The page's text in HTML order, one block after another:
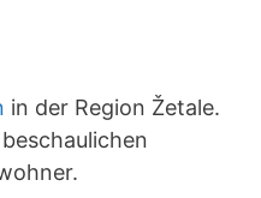
in der Region Žetale.